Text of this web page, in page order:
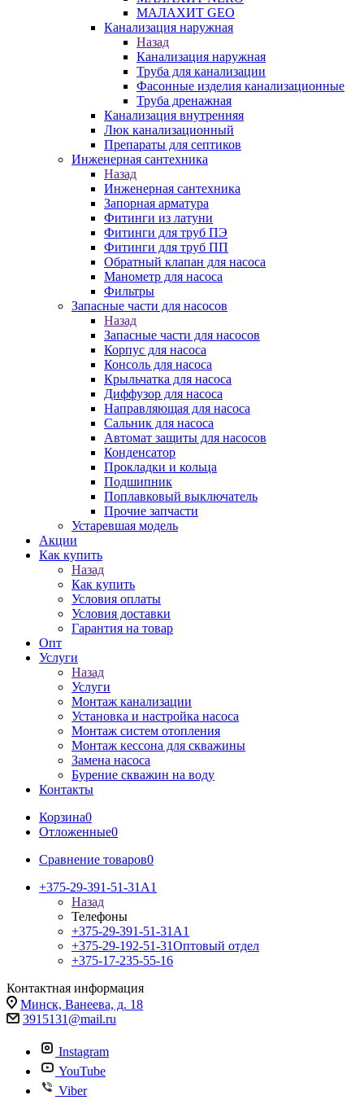
МАЛАХИТ GEO
Канализация наружная
Назад
Канализация наружная
Труба для канализации
Фасонные изделия канализационные
Труба дренажная
Канализация внутренняя
Люк канализационный
Препараты для септиков
Инженерная сантехника
Назад
Инженерная сантехника
Запорная арматура
Фитинги из латуни
Фитинги для труб ПЭ
Фитинги для труб ПП
Обратный клапан для насоса
Манометр для насоса
Фильтры
Запасные части для насосов
Назад
Запасные части для насосов
Корпус для насоса
Консоль для насоса
Крыльчатка для насоса
Диффузор для насоса
Направляющая для насоса
Сальник для насоса
Автомат защиты для насосов
Конденсатор
Прокладки и кольца
Подшипник
Поплавковый выключатель
Прочие запчасти
Устаревшая модель
Акции
Как купить
Назад
Как купить
Условия оплаты
Условия доставки
Гарантия на товар
Опт
Услуги
Назад
Услуги
Монтаж канализации
Установка и настройка насоса
Монтаж систем отопления
Монтаж кессона для скважины
Замена насоса
Бурение скважин на воду
Контакты
Корзина0
Отложенные0
Сравнение товаров0
+375-29-391-51-31 A1
Назад
Телефоны
+375-29-391-51-31 A1
+375-29-192-51-31Оптовый отдел
+375-17-235-55-16
Контактная информация
Минск, Ванеева, д. 18
3915131@mail.ru
Instagram
YouTube
Viber